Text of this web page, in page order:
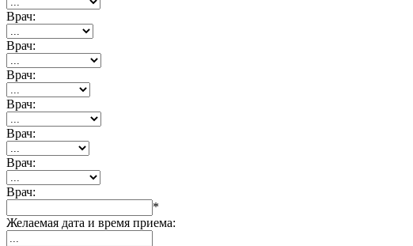
Врач:
Врач:
Врач:
Врач:
Врач:
Врач:
Врач:
*
Желаемая дата и время приема: